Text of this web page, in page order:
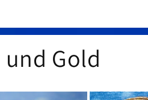
Gold